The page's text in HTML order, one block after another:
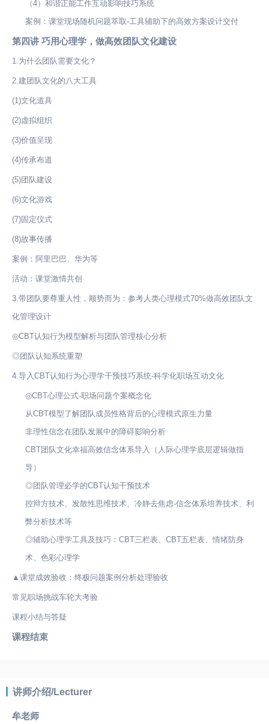
（4）和谐正能工作互动影响技巧系统
案例：课堂现场随机问题萃取-工具辅助下的高效方案设计交付
第四讲 巧用心理学，做高效团队文化建设
1.为什么团队需要文化？
2.建团队文化的八大工具
(1)文化道具
(2)虚拟组织
(3)价值呈现
(4)传承布道
(5)团队建设
(6)文化游戏
(7)固定仪式
(8)故事传播
案例：阿里巴巴、华为等
活动：课堂激情共创
3.带团队要尊重人性，顺势而为：参考人类心理模式70%做高效团队文
化管理设计
◎CBT认知行为模型解析与团队管理核心分析
◎团队认知系统重塑
4.导入CBT认知行为心理学干预技巧系统-科学化职场互动文化
◎CBT心理公式-职场问题个案概念化
从CBT模型了解团队成员性格背后的心理模式原生力量
非理性信念在团队发展中的障碍影响分析
CBT团队文化幸福高效信念体系导入（人际心理学底层逻辑做指
导）
◎团队管理必学的CBT认知干预技术
控辩方技术、发散性思维技术、冷静去焦虑-信念体系培养技术、利
弊分析技术等
◎辅助心理学工具及技巧：CBT三栏表、CBT五栏表、情绪防身
术、色彩心理学
▲课堂成效验收：终极问题案例分析处理验收
常见职场挑战车轮大考验
课程小结与答疑
课程结束
讲师介绍/Lecturer
牟老师